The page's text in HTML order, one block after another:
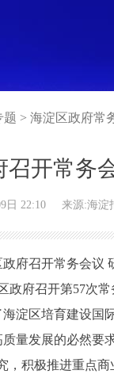
题 > 海淀区政府常
召开常务
日 22:10 来源:海淀
召开常务会议 研
府召开第57次常
区培育建设国际
量发展的必然要
，积极推进重点